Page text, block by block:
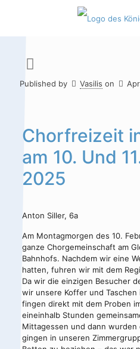
Speiseplan Alt +
Kalender Alt +
Kontakte /
Sekretariat
Published by Vasilis on
Chorfreizeit
am 10. Und
2025
Anton Siller, 6a
Am Montagmorgen des 10.
ganze Chorgemeinschaft am
Bahnhofs. Nachdem wir eine
hatten, fuhren wir mit dem
Da wir die einzigen Besucher
wir unsere Koffer und
fingen direkt mit dem Proben
eineinhalb Stunden
Mittagessen und dann wurden
gingen in unseren